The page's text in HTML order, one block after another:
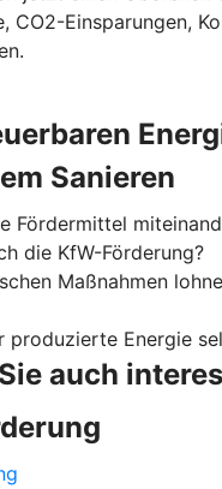
CO2-Einsparungen,
Sanieren
Fördermittel
die KfW-Förderung?
Maßnahmen
produzierte Energie
auch